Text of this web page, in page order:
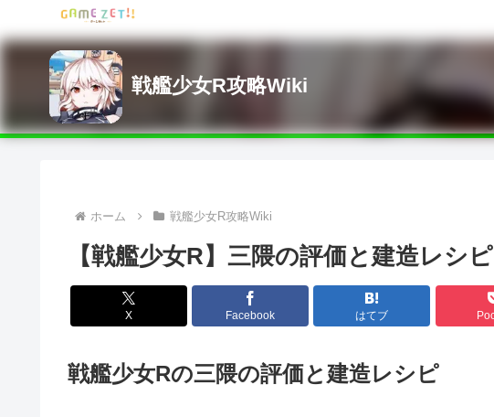
戦艦少女R攻略Wiki
ホーム 戦艦少女R攻略Wiki
【戦艦少女R】三隈の評価と建造レシピ
X Facebook はてブ
戦艦少女Rの三隈の評価と建造レシピ